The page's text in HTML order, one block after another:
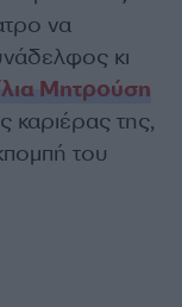
να
κι
Μητρούση
καριέρας της,
του